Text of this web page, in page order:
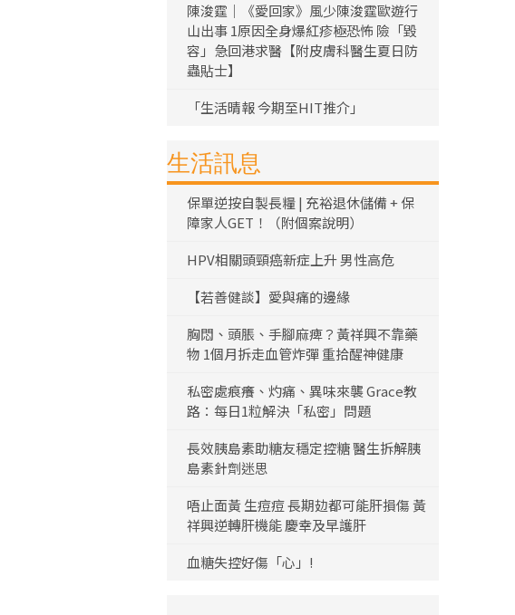
陳浚霆｜《愛回家》風少陳浚霆歐遊行
山出事 1原因全身爆紅疹極恐怖 險「毀
容」急回港求醫【附皮膚科醫生夏日防
蟲貼士】
「生活晴報 今期至HIT推介」
生活訊息
保單逆按自製長糧 | 充裕退休儲備 + 保
障家人GET！（附個案說明）
HPV相關頭頸癌新症上升 男性高危
【若善健談】愛與痛的邊緣
胸悶、頭脹、手腳麻痺？黃祥興不靠藥
物 1個月拆走血管炸彈 重拾醒神健康
私密處痕癢、灼痛、異味來襲 Grace教
路：每日1粒解決「私密」問題
長效胰島素助糖友穩定控糖 醫生拆解胰
島素針劑迷思
唔止面黃 生痘痘 長期攰都可能肝損傷 黃
祥興逆轉肝機能 慶幸及早護肝
血糖失控好傷「心」!